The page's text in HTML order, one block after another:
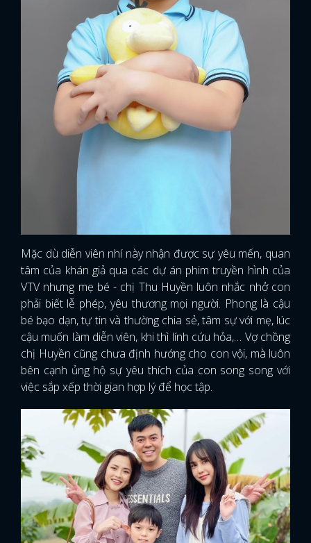
Mặc dù diễn viên nhí này nhận được sự yêu mến, quan
tâm của khán giả qua các dự án phim truyền hình của
VTV nhưng mẹ bé - chị Thu Huyền luôn nhắc nhở con
phải biết lễ phép, yêu thương mọi người. Phong là cậu
bé bạo dạn, tự tin và thường chia sẻ, tâm sự với mẹ, lúc
cậu muốn làm diễn viên, khi thì lính cứu hỏa,… Vợ chồng
chị Huyền cũng chưa định hướng cho con vội, mà luôn
bên cạnh ủng hộ sự yêu thích của con song song với
việc sắp xếp thời gian hợp lý để học tập.